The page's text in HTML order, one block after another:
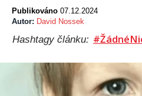
Publikováno 07.12.2024
Autor: David Nossek
Hashtagy článku: